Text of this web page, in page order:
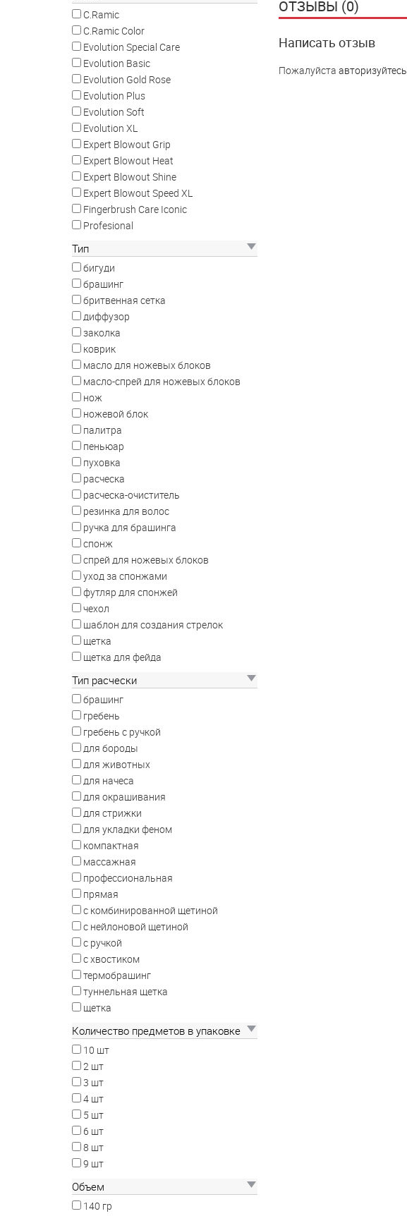
C.Ramic
C.Ramic Color
Evolution Special Care
Evolution Basic
Evolution Gold Rose
Evolution Plus
Evolution Soft
Evolution XL
Expert Blowout Grip
Expert Blowout Heat
Expert Blowout Shine
Expert Blowout Speed XL
Fingerbrush Care Iconic
Profesional
Тип
бигуди
брашинг
бритвенная сетка
диффузор
заколка
коврик
масло для ножевых блоков
масло-спрей для ножевых блоков
нож
ножевой блок
палитра
пеньюар
пуховка
расческа
расческа-очиститель
резинка для волос
ручка для брашинга
спонж
спрей для ножевых блоков
уход за спонжами
футляр для спонжей
чехол
шаблон для создания стрелок
щетка
щетка для фейда
Тип расчески
брашинг
гребень
гребень с ручкой
для бороды
для животных
для начеса
для окрашивания
для стрижки
для укладки феном
компактная
массажная
профессиональная
прямая
с комбинированной щетиной
с нейлоновой щетиной
с ручкой
с хвостиком
термобрашинг
туннельная щетка
щетка
Количество предметов в упаковке
10 шт
2 шт
3 шт
4 шт
5 шт
6 шт
8 шт
9 шт
Объем
140 гр
ОТЗЫВЫ (0)
Написать отзыв
Пожалуйста авторизуйтесь